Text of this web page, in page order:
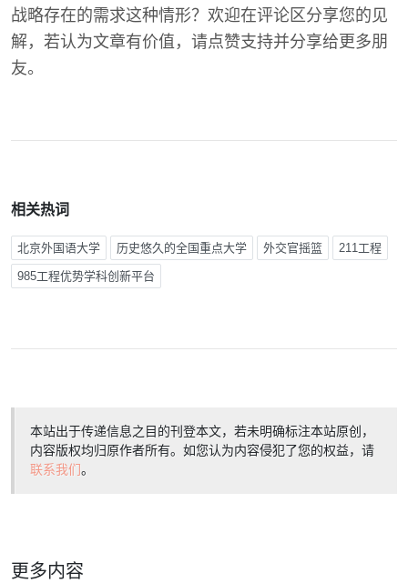
战略存在的需求这种情形？欢迎在评论区分享您的见
解，若认为文章有价值，请点赞支持并分享给更多朋
友。
相关热词
北京外国语大学 历史悠久的全国重点大学 外交官摇篮 211工程
985工程优势学科创新平台
本站出于传递信息之目的刊登本文，若未明确标注本站原创，
内容版权均归原作者所有。如您认为内容侵犯了您的权益，请
联系我们。
更多内容